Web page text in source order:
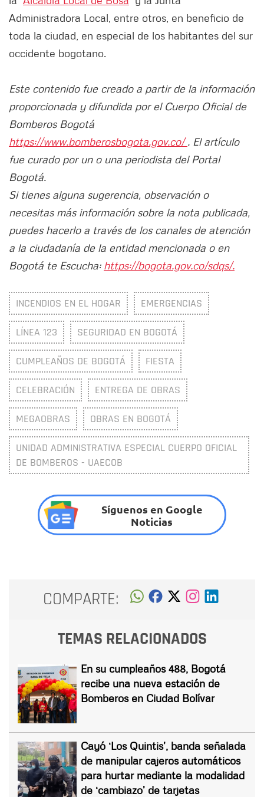
Administradora Local, entre otros, en beneficio de
toda la ciudad, en especial de los habitantes del sur
occidente bogotano.
Este contenido fue creado a partir de la información
proporcionada y difundida por el Cuerpo Oficial de
Bomberos Bogotá
https://www.bomberosbogota.gov.co/. El artículo
fue curado por un o una periodista del Portal
Bogotá.
Si tienes alguna sugerencia, observación o
necesitas más información sobre la nota publicada,
puedes hacerlo a través de los canales de atención
a la ciudadanía de la entidad mencionada o en
Bogotá te Escucha: https://bogota.gov.co/sdqs/.
INCENDIOS EN EL HOGAR EMERGENCIAS
LÍNEA 123 SEGURIDAD EN BOGOTÁ
CUMPLEAÑOS DE BOGOTÁ FIESTA
CELEBRACIÓN ENTREGA DE OBRAS
MEGAOBRAS OBRAS EN BOGOTÁ
UNIDAD ADMINISTRATIVA ESPECIAL CUERPO OFICIAL
DE BOMBEROS - UAECOB
Síguenos en Google
Noticias
COMPARTE:
TEMAS RELACIONADOS
En su cumpleaños 488, Bogotá
recibe una nueva estación de
Bomberos en Ciudad Bolívar
Cayó ‘Los Quintis’, banda señalada
de manipular cajeros automáticos
para hurtar mediante la modalidad
de ‘cambiazo’ de tarjetas